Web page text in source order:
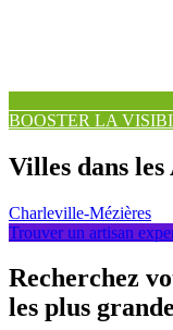
BOOSTER LA
Villes dans les
Charleville-Mézières
Trouver un artisan
Recherchez
les plus